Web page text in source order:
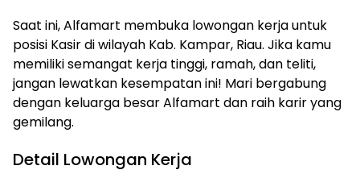
Saat ini, Alfamart membuka lowongan kerja untuk
posisi Kasir di wilayah Kab. Kampar, Riau. Jika kamu
memiliki semangat kerja tinggi, ramah, dan teliti,
jangan lewatkan kesempatan ini! Mari bergabung
dengan keluarga besar Alfamart dan raih karir yang
gemilang.
Detail Lowongan Kerja